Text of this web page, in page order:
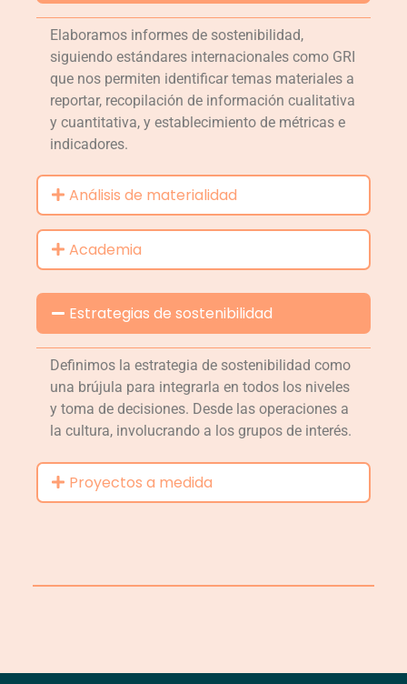
Elaboramos informes de sostenibilidad,
siguiendo estándares internacionales como GRI
que nos permiten identificar temas materiales a
reportar, recopilación de información cualitativa
y cuantitativa, y establecimiento de métricas e
indicadores.
Análisis de materialidad
Academia
Estrategias de sostenibilidad
Definimos la estrategia de sostenibilidad como
una brújula para integrarla en todos los niveles
y toma de decisiones. Desde las operaciones a
la cultura, involucrando a los grupos de interés.
Proyectos a medida